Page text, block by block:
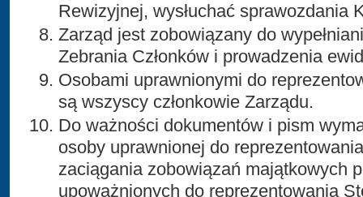
Rewizyjnej, wysłuchać sprawozdania
Zarząd jest zobowiązany do
Zebrania Członków i prowadzenia
Osobami uprawnionymi do
są wszyscy członkowie Zarządu.
Do ważności dokumentów i pism
osoby uprawnionej do
zaciągania zobowiązań majątkowych
upoważnionych do reprezentowania